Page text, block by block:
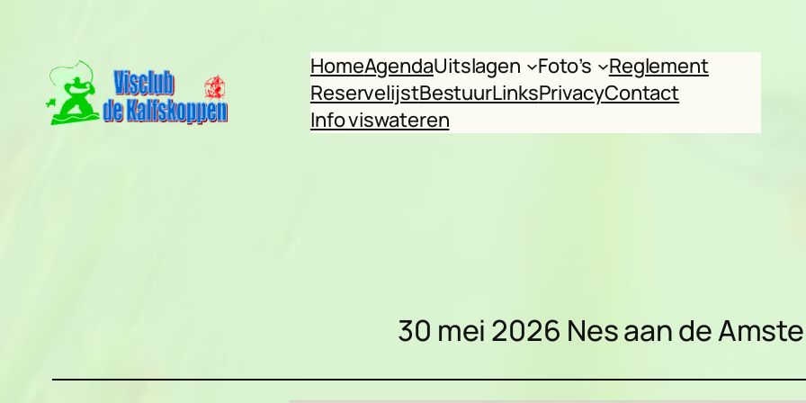
inhoud
HomeAgendaUitslagen Foto’s
Reglement
ReservelijstBestuurLinksPrivacyContact
Info viswateren
30 mei 2026 Nes aan de